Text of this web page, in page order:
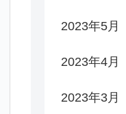
2023年5月
2023年4月
2023年3月